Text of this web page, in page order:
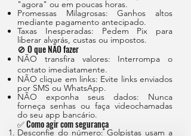
"agora" ou em poucas horas.
Promessas Milagrosas: Ganhos altos
mediante pagamento antecipado.
Taxas Inesperadas: Pedem Pix para
liberar alvarás, custas ou impostos.
🚫 O que NÃO fazer
NÃO transfira valores: Interrompa o
contato imediatamente.
NÃO clique em links: Evite links enviados
por SMS ou WhatsApp.
NÃO exponha seus dados: Nunca
forneça senhas ou faça videochamadas
do seu app bancário.
✅ Como agir com segurança
Desconfie do número: Golpistas usam a